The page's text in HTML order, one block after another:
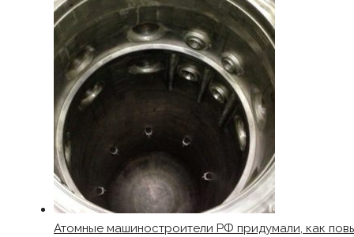
Атомные машиностроители РФ придумали, как